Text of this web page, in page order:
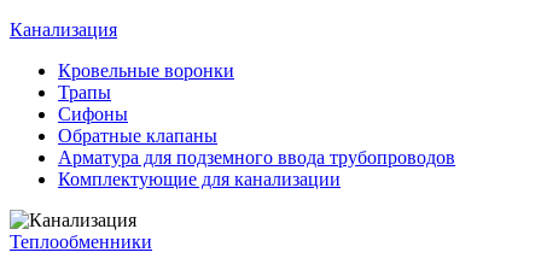
Канализация
Кровельные воронки
Трапы
Сифоны
Обратные клапаны
Арматура для подземного ввода трубопроводов
Комплектующие для канализации
Теплообменники